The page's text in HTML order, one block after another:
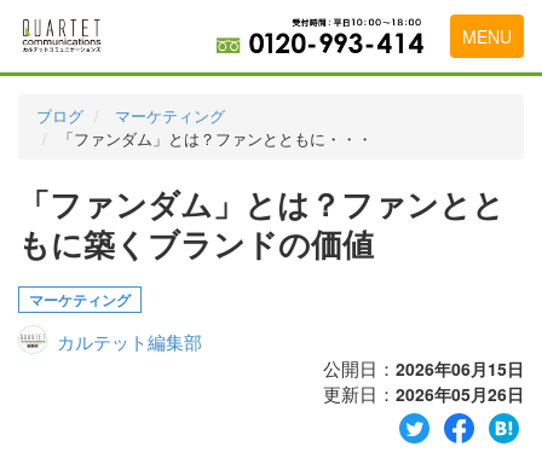
MENU
料金表
実績・お客様の声
初めて導入をお考えの方
代理店の乗り換えをお考えの方
広告代理店・HP制作会社様へ
ブログ
マーケティング
「ファンダム」とは？ファンとともに・・・
「ファンダム」とは？ファンとと
もに築くブランドの価値
マーケティング
カルテット編集部
公開日： 2026年06月15日
更新日： 2026年05月26日